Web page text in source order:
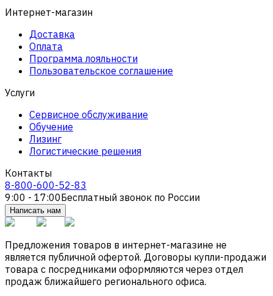
Интернет-магазин
Доставка
Оплата
Программа лояльности
Пользовательское соглашение
Услуги
Сервисное обслуживание
Обучение
Лизинг
Логистические решения
Контакты
8-800-600-52-83
9:00 - 17:00Бесплатный звонок по России
Написать нам
Предложения товаров в интернет-магазине не
является публичной офертой. Договоры купли-продажи
товара с посредниками оформляются через отдел
продаж ближайшего регионального офиса.